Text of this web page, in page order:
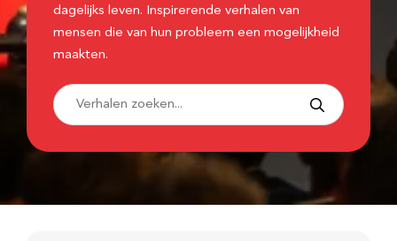
dagelijks leven. Inspirerende verhalen van
mensen die van hun probleem een mogelijkheid
maakten.